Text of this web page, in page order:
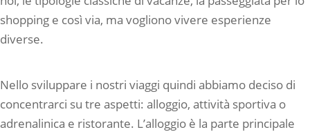
shopping e così via, ma vogliono vivere esperienze
diverse.
Nello sviluppare i nostri viaggi quindi abbiamo deciso di
concentrarci su tre aspetti: alloggio, attività sportiva o
adrenalinica e ristorante. L’alloggio è la parte principale